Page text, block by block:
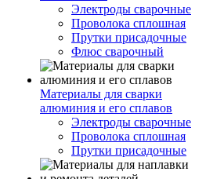
Электроды сварочные
Проволока сплошная
Прутки присадочные
Флюс сварочный
Материалы для сварки
алюминия и его сплавов
Электроды сварочные
Проволока сплошная
Прутки присадочные